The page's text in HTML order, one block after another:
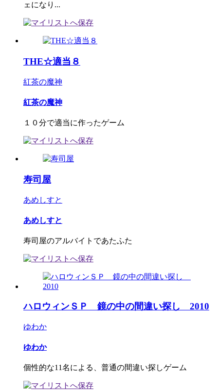
ェになり...
THE☆適当８
紅茶の魔神
紅茶の魔神
１０分で適当に作ったゲーム
寿司屋
あめしすと
あめしすと
寿司屋のアルバイトであたふた
ハロウィンＳＰ 鏡の中の間違い探し 2010
ゆわか
ゆわか
個性的な11名による、普通の間違い探しゲーム